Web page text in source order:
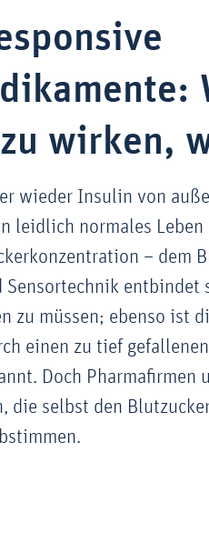
wirken,
wieder Insulin von
leidlich normales
– dem
Sensortechnik
zu müssen; ebenso ist
einen zu tief
Doch Pharmafirmen
die selbst den